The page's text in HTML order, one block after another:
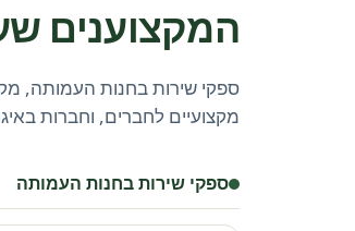
המקצוענים
ספקי שירות בחנות העמותה,
מקצועיים לחברים, וחברות
ספקי שירות בחנות העמותה